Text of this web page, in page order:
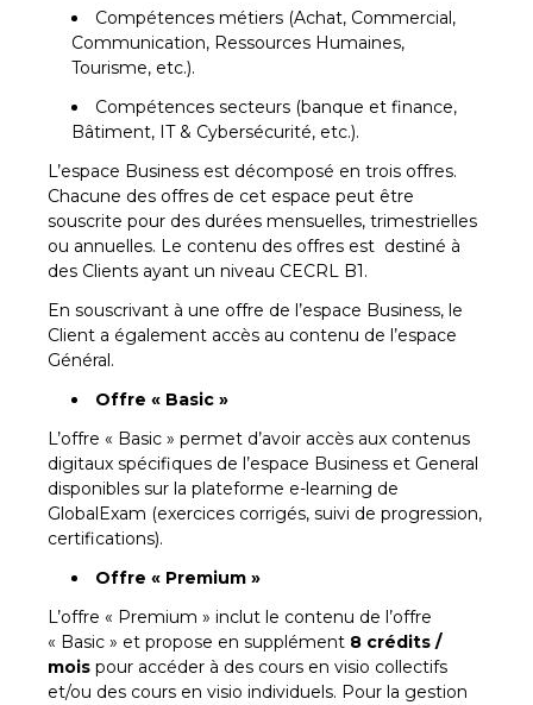
Compétences métiers (Achat, Commercial,
Communication, Ressources Humaines,
Tourisme, etc.).
Compétences secteurs (banque et finance,
Bâtiment, IT & Cybersécurité, etc.).
L’espace Business est décomposé en trois offres.
Chacune des offres de cet espace peut être
souscrite pour des durées mensuelles, trimestrielles
ou annuelles. Le contenu des offres est destiné à
des Clients ayant un niveau CECRL B1.
En souscrivant à une offre de l’espace Business, le
Client a également accès au contenu de l’espace
Général.
Offre « Basic »
L’offre « Basic » permet d’avoir accès aux contenus
digitaux spécifiques de l’espace Business et General
disponibles sur la plateforme e-learning de
GlobalExam (exercices corrigés, suivi de progression,
certifications).
Offre « Premium »
L’offre « Premium » inclut le contenu de l’offre
« Basic » et propose en supplément 8 crédits /
mois pour accéder à des cours en visio collectifs
et/ou des cours en visio individuels. Pour la gestion